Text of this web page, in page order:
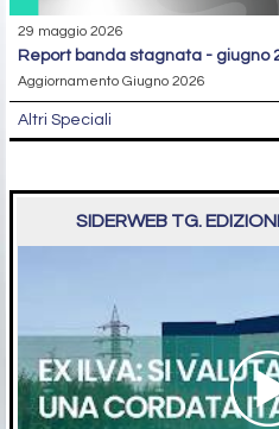
29 maggio 2026
report banda stagnata - giugno
Aggiornamento Giugno 2026
Altri Speciali
SIDERWEB TG.